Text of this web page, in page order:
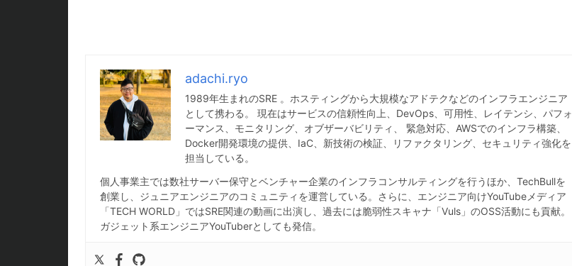
adachi.ryo
1989年生まれのSRE 。ホスティングから大規模なアドテクなどのインフラエンジニア
として携わる。 現在はサービスの信頼性向上、DevOps、可用性、レイテンシ、パフォ
ーマンス、モニタリング、オブザーバビリティ、 緊急対応、AWSでのインフラ構築、
Docker開発環境の提供、IaC、新技術の検証、リファクタリング、セキュリティ強化を
担当している。
個人事業主では数社サーバー保守とベンチャー企業のインフラコンサルティングを行うほか、TechBullを
創業し、ジュニアエンジニアのコミュニティを運営している。さらに、エンジニア向けYouTubeメディア
「TECH WORLD」ではSRE関連の動画に出演し、過去には脆弱性スキャナ「Vuls」のOSS活動にも貢献。
ガジェット系エンジニアYouTuberとしても発信。